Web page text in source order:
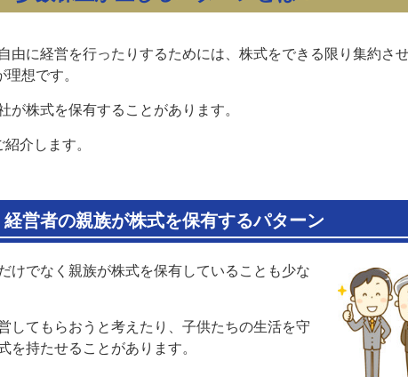
由に経営を行ったりするためには、株式をできる限り集約さ
想です。
が株式を保有することがあります。
介します。
営者の親族が株式を保有するパターン
けでなく親族が株式を保有していることも少な
してもらおうと考えたり、子供たちの生活を守
を持たせることがあります。